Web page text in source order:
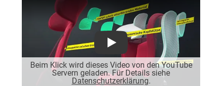
Beim Klick wird dieses Video von den YouTube
Servern geladen. Für Details siehe
Datenschutzerklärung.
Play